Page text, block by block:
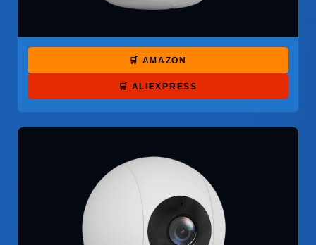
🛒 AMAZON
🛒 ALIEXPRESS